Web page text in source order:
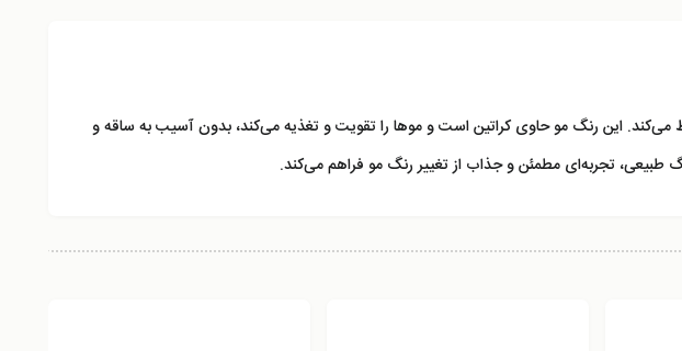
کراتیناست و موها را تقویت و تغذیه می‌کند، بدون آسیب به ساقه و
طبیعی، تجربه‌ای مطمئن و جذاب از تغییر رنگ مو فراهم می‌کند.